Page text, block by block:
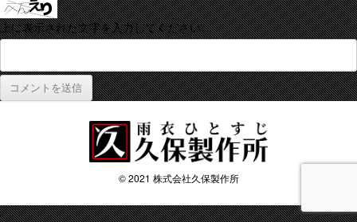
上に表示された文字を入力してください。
© 2021 株式会社久保製作所
-